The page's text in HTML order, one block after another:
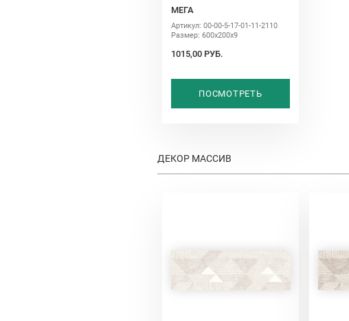
МЕГА
Артикул: 00-00-5-17-01-11-2110
Размер: 600х200х9
1015,00 РУБ.
ПОСМОТРЕТЬ
ДЕКОР МАССИВ